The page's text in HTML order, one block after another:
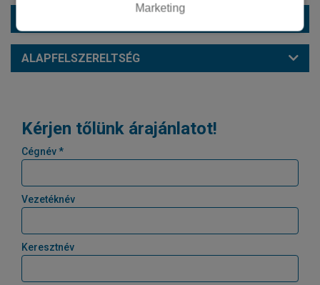
Marketing
ALAPFELSZERELTSÉG
Kérjen tőlünk árajánlatot!
Cégnév *
Vezetéknév
Keresztnév